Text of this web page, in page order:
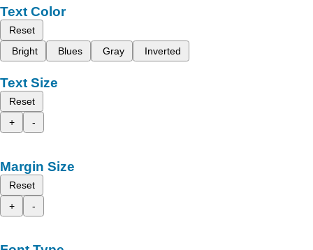
Text Color
Reset
Bright
Blues Gray Inverted
Text Size
Reset
+
-
Margin Size
Reset
+
-